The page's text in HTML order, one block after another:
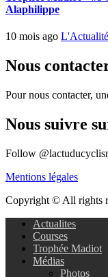
Alaphilippe
10 mois ago
Nous
Pour nous contacter,
Nous suivre
Follow
Mentions légales
Copyright © All rights
Actualites
Courses
Trophée Madiot
Médias
Photos